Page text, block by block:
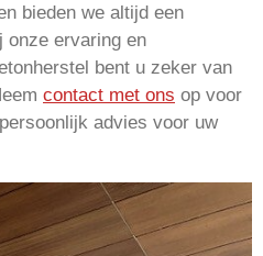
bieden we altijd een
onze ervaring en
bent u zeker van
contact met ons op voor
advies voor uw